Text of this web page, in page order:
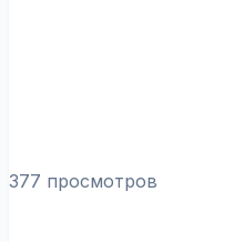
377 просмотров